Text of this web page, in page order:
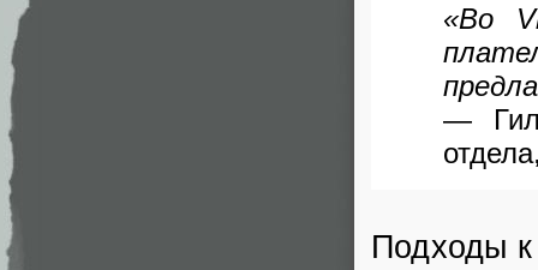
«Во
—
Подходы